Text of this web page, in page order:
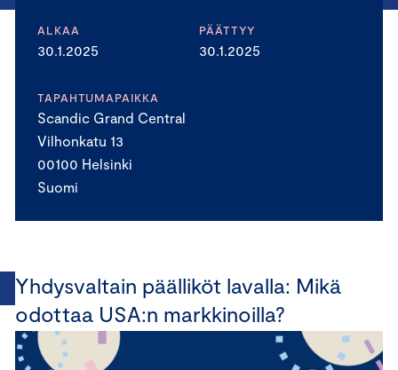
ALKAA
30.1.2025
PÄÄTTYY
30.1.2025
TAPAHTUMAPAIKKA
Scandic Grand Central
Vilhonkatu 13
00100 Helsinki
Suomi
Yhdysvaltain päälliköt lavalla: Mikä
odottaa USA:n markkinoilla?